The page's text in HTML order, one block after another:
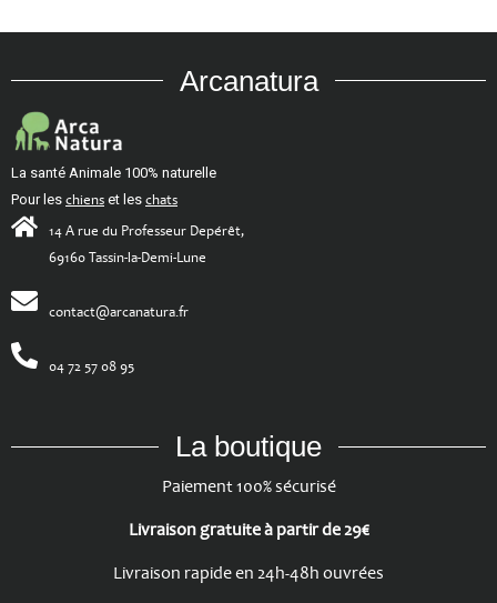
Arcanatura
La santé Animale 100% naturelle
Pour les chiens et les chats
14 A rue du Professeur Depérêt,
69160 Tassin-la-Demi-Lune
contact@arcanatura.fr
04 72 57 08 95
La boutique
Paiement 100% sécurisé
Livraison gratuite à partir de 29€
Livraison rapide en 24h-48h ouvrées